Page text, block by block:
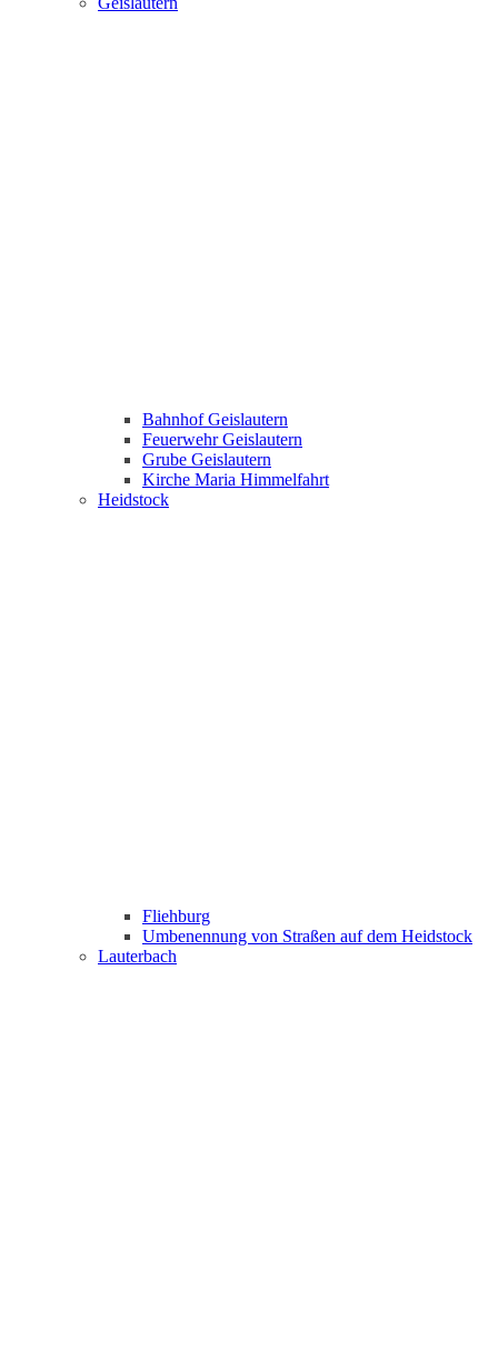
Bahnhof Geislautern
Feuerwehr Geislautern
Grube Geislautern
Kirche Maria Himmelfahrt
Heidstock
Fliehburg
Umbenennung von Straßen auf dem Heidstock
Lauterbach